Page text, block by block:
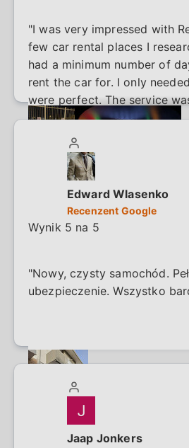
"I was very impressed with
few car rental places I
had a minimum number of
rent the car for. I only
were perfect. The service
extremely friendly. Parking
but they managed to drop
at my hotel AND check out
I wasn’t going to make my
time for the car, but they
and even answered the
I did not incur any additional
Edward Wlasenko
Recenzent Google
Wynik 5 na 5
"Nowy, czysty samochód.
ubezpieczenie. Wszystko
Jaap Jonkers